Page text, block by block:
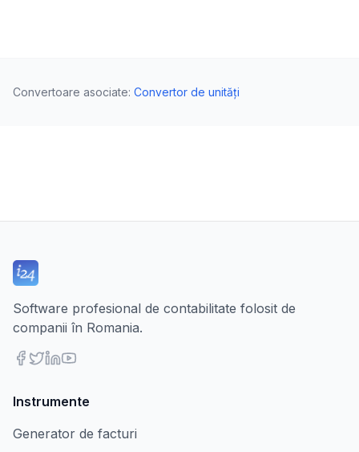
Convertoare asociate: Convertor de unități
Software profesional de contabilitate folosit de
companii în Romania.
Instrumente
Generator de facturi